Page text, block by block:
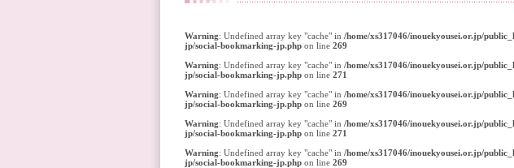
Warning: Undefined array key "cache" in /home/xs317046/inouekyousei.or.jp/
jp/social-bookmarking-jp.php on line 269
Warning: Undefined array key "cache" in /home/xs317046/inouekyousei.or.jp/
jp/social-bookmarking-jp.php on line 271
Warning: Undefined array key "cache" in /home/xs317046/inouekyousei.or.jp/
jp/social-bookmarking-jp.php on line 269
Warning: Undefined array key "cache" in /home/xs317046/inouekyousei.or.jp/
jp/social-bookmarking-jp.php on line 271
Warning: Undefined array key "cache" in /home/xs317046/inouekyousei.or.jp/
jp/social-bookmarking-jp.php on line 269